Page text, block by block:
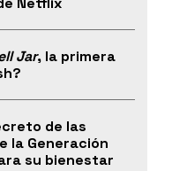
Jar, la primera
de las
la Generación
su bienestar